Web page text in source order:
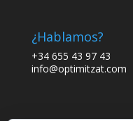
¿Hablamos?
+34 655 43 97 43
info@optimitzat.com